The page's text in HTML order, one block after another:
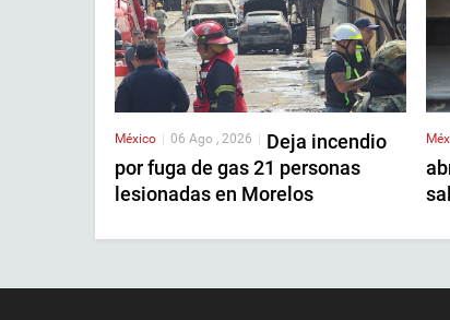
México 06 Ago , 2026
Deja incendio
por fuga de gas 21 personas
lesionadas en Morelos